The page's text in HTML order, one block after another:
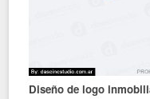
Diseño de logo